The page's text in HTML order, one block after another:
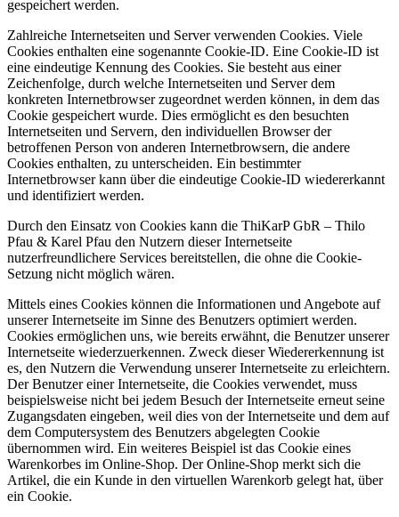
gespeichert werden.
Zahlreiche Internetseiten und Server verwenden Cookies. Viele
Cookies enthalten eine sogenannte Cookie-ID. Eine Cookie-ID ist
eine eindeutige Kennung des Cookies. Sie besteht aus einer
Zeichenfolge, durch welche Internetseiten und Server dem
konkreten Internetbrowser zugeordnet werden können, in dem das
Cookie gespeichert wurde. Dies ermöglicht es den besuchten
Internetseiten und Servern, den individuellen Browser der
betroffenen Person von anderen Internetbrowsern, die andere
Cookies enthalten, zu unterscheiden. Ein bestimmter
Internetbrowser kann über die eindeutige Cookie-ID wiedererkannt
und identifiziert werden.
Durch den Einsatz von Cookies kann die ThiKarP GbR – Thilo
Pfau & Karel Pfau den Nutzern dieser Internetseite
nutzerfreundlichere Services bereitstellen, die ohne die Cookie-
Setzung nicht möglich wären.
Mittels eines Cookies können die Informationen und Angebote auf
unserer Internetseite im Sinne des Benutzers optimiert werden.
Cookies ermöglichen uns, wie bereits erwähnt, die Benutzer unserer
Internetseite wiederzuerkennen. Zweck dieser Wiedererkennung ist
es, den Nutzern die Verwendung unserer Internetseite zu erleichtern.
Der Benutzer einer Internetseite, die Cookies verwendet, muss
beispielsweise nicht bei jedem Besuch der Internetseite erneut seine
Zugangsdaten eingeben, weil dies von der Internetseite und dem auf
dem Computersystem des Benutzers abgelegten Cookie
übernommen wird. Ein weiteres Beispiel ist das Cookie eines
Warenkorbes im Online-Shop. Der Online-Shop merkt sich die
Artikel, die ein Kunde in den virtuellen Warenkorb gelegt hat, über
ein Cookie.